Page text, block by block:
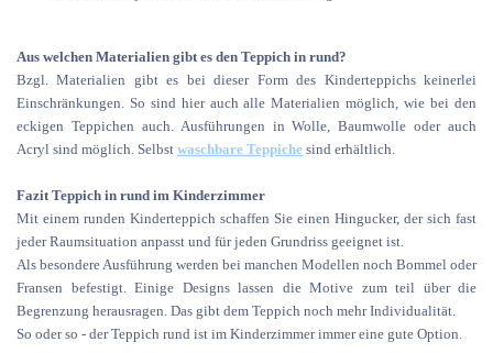
Aus welchen Materialien gibt es den Teppich in rund?
Bzgl. Materialien gibt es bei dieser Form des Kinderteppichs keinerlei
Einschränkungen. So sind hier auch alle Materialien möglich, wie bei den
eckigen Teppichen auch. Ausführungen in Wolle, Baumwolle oder auch
Acryl sind möglich. Selbst waschbare Teppiche sind erhältlich.
Fazit Teppich in rund im Kinderzimmer
Mit einem runden Kinderteppich schaffen Sie einen Hingucker, der sich fast
jeder Raumsituation anpasst und für jeden Grundriss geeignet ist.
Als besondere Ausführung werden bei manchen Modellen noch Bommel oder
Fransen befestigt. Einige Designs lassen die Motive zum teil über die
Begrenzung herausragen. Das gibt dem Teppich noch mehr Individualität.
So oder so - der Teppich rund ist im Kinderzimmer immer eine gute Option.